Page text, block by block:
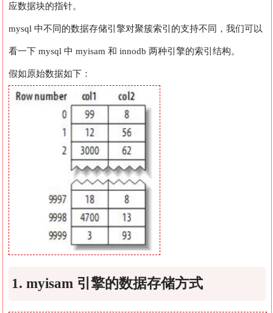
应数据块的指针。
mysql 中不同的数据存储引擎对聚簇索引的支持不同，我们可以
看一下 mysql 中 myisam 和 innodb 两种引擎的索引结构。
假如原始数据如下：
1. myisam 引擎的数据存储方式